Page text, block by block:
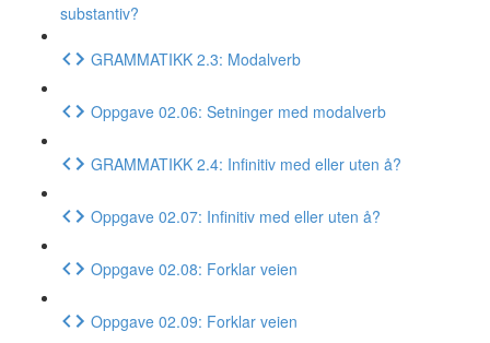
substantiv?
GRAMMATIKK 2.3: Modalverb
Oppgave 02.06: Setninger med modalverb
GRAMMATIKK 2.4: Infinitiv med eller uten å?
Oppgave 02.07: Infinitiv med eller uten å?
Oppgave 02.08: Forklar veien
Oppgave 02.09: Forklar veien